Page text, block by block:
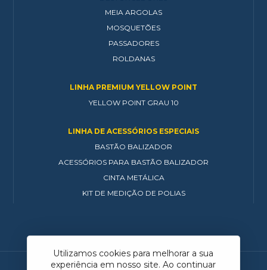
MEIA ARGOLAS
MOSQUETÕES
PASSADORES
ROLDANAS
LINHA PREMIUM YELLOW POINT
YELLOW POINT GRAU 10
LINHA DE ACESSÓRIOS ESPECIAIS
BASTÃO BALIZADOR
ACESSÓRIOS PARA BASTÃO BALIZADOR
CINTA METÁLICA
KIT DE MEDIÇÃO DE POLIAS
Utilizamos cookies para melhorar a sua
experiência em nosso site. Ao continuar